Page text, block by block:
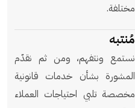
مختلفة.
مُنتبه
نستمع ونتفهم، ومن ثم نقدّم
المشورة بشأن خدمات قانونية
مخصصة تلبي احتياجات العملاء